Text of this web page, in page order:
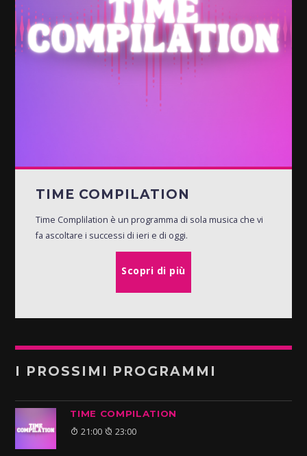
TIME COMPILATION
Time Complilation è un programma di sola musica che vi
fa ascoltare i successi di ieri e di oggi.
Scopri di più
I PROSSIMI PROGRAMMI
TIME COMPILATION
21:00 23:00